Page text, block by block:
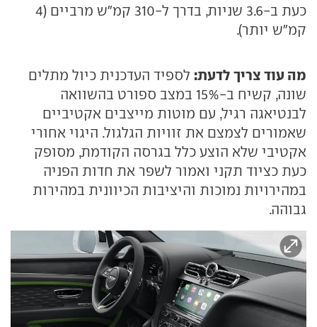
כעת ב-3.6 שניות, בדרך ל-310 קמ"ש מרביים (4
קמ"ש יותר).
מה עוד צריך לדעת: לספיד העדכנית כיול מתלים
שונה, קשיח ב-15% במצב ספורט בהשוואה
לבנטיאגה רגיל, עם מוטות מייצבים אקטיביים
שאמורים לצמצם את זוויות הגלגול. היגוי אחורי
אקטיבי שלא הוצע כלל בגרסה הקודמת, מסופק
כעת כציוד תקני ואמור לשפר את חדות הפניה
במהירויות נמוכות והיציבות הכיוונית במהירות
גבוהה.